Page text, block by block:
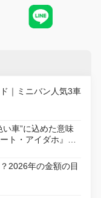
｜ミニバン人気3車
車”に込めた意味
ト・アイダホ』が
活
2026年の金額の目